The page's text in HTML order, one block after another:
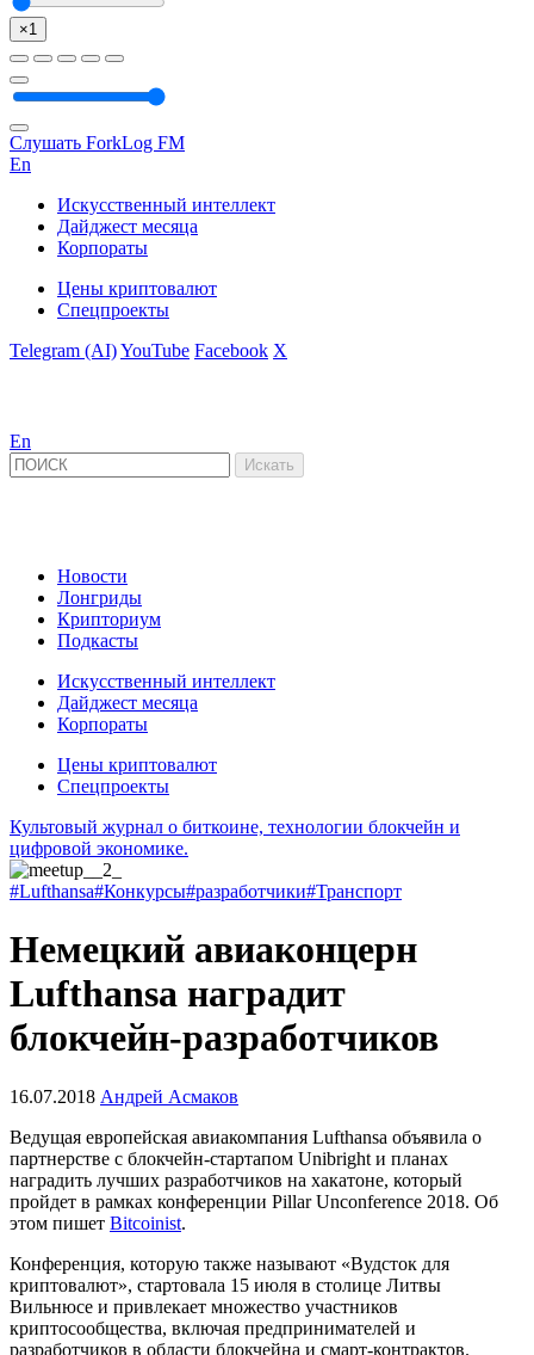
×1
Слушать ForkLog FM
En
Искусственный интеллект
Дайджест месяца
Корпораты
Цены криптовалют
Спецпроекты
Telegram (AI)YouTube Facebook X
En
Новости
Лонгриды
Крипториум
Подкасты
Искусственный интеллект
Дайджест месяца
Корпораты
Цены криптовалют
Спецпроекты
Культовый журнал о биткоине, технологии блокчейн и
цифровой экономике.
#Lufthansa#Конкурсы#разработчики#Транспорт
Немецкий авиаконцерн
Lufthansa наградит
блокчейн-разработчиков
16.07.2018 Андрей Асмаков
Ведущая европейская авиакомпания Lufthansa объявила о
партнерстве с блокчейн-стартапом Unibright и планах
наградить лучших разработчиков на хакатоне, который
пройдет в рамках конференции Pillar Unconference 2018. Об
этом пишет Bitcoinist.
Конференция, которую также называют «Вудсток для
криптовалют», стартовала 15 июля в столице Литвы
Вильнюсе и привлекает множество участников
криптосообщества, включая предпринимателей и
разработчиков в области блокчейна и смарт-контрактов.